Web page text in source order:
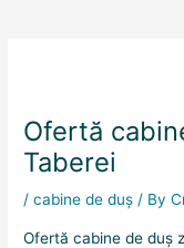
Ofertă
Taberei
/cabine de duș / By
Ofertă cabine de duș